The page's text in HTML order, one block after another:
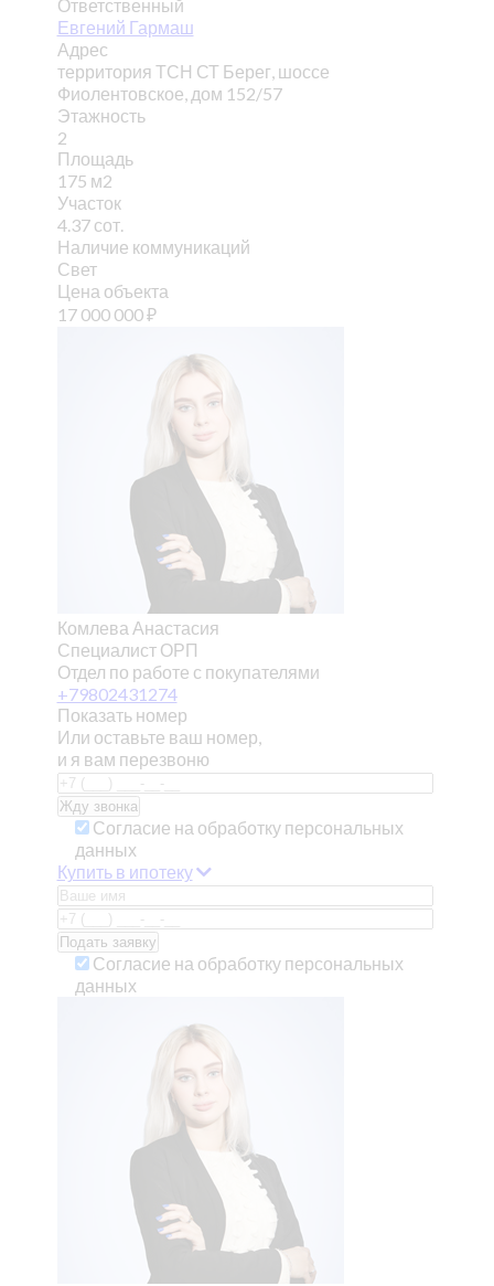
Ответственный
Евгений Гармаш
Адрес
территория ТСН СТ Берег, шоссе
Фиолентовское, дом 152/57
Этажность
2
Площадь
175 м2
Участок
4.37 сот.
Наличие коммуникаций
Свет
Цена объекта
17 000 000₽
Комлева Анастасия
Специалист ОРП
Отдел по работе с покупателями
+79802431274
Показать номер
Или оставьте ваш номер,
и я вам перезвоню
Согласие на обработку персональных
данных
Купить в ипотеку
Согласие на обработку персональных
данных